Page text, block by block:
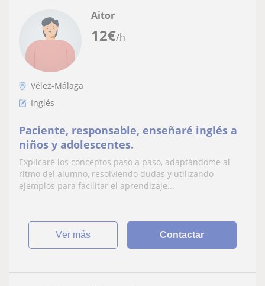
12€/h
Aitor
Vélez-Málaga
Inglés
Paciente, responsable, enseñaré inglés a
niños y adolescentes.
Explicaré los conceptos paso a paso, adaptándome al
ritmo del alumno, resolviendo dudas y utilizando
ejemplos para facilitar el aprendizaje...
ver más Contactar